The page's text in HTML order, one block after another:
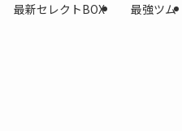
最新セレクトBOX 最強ツム